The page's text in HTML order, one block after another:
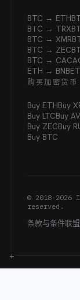
BTC → ETH
BTC → TRX
BTC → XMR
BTC → ZEC
BTC →
ETH → BNB
购买加密货币
Buy ETHBuy
Buy LTCBuy
Buy ZECBuy
Buy BTC
© 2018-2026
reserved.
条款与条件联